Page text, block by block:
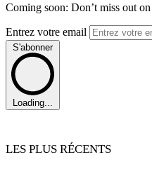
Coming soon: Don’t miss out
Entrez votre email
S'abonner
Loading...
LES PLUS RÉCENTS